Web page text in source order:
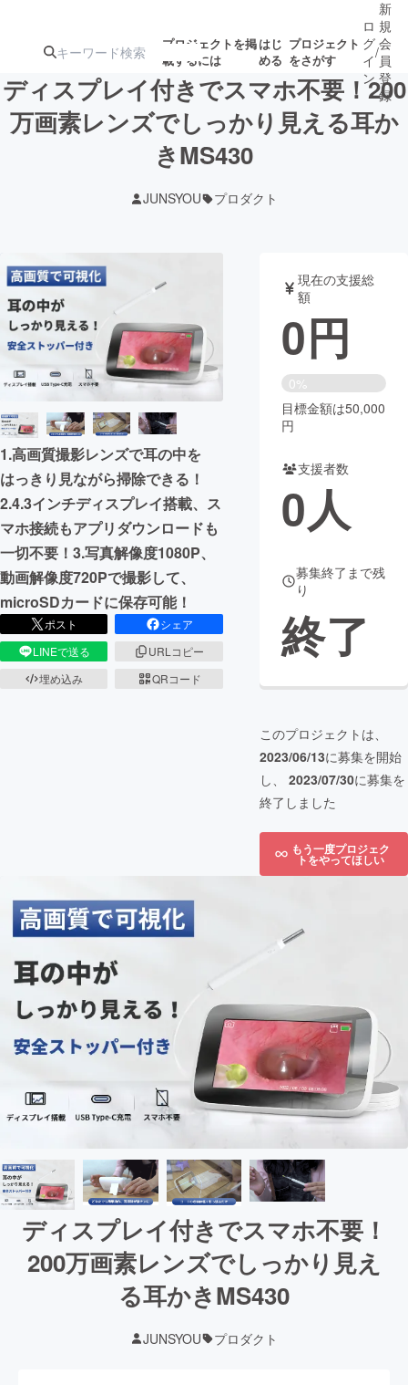
プロジェクトを掲
載するには
はじ
める
プロジェクト
をさがす
注目の新着プロ
ジェクト
募集終了が近いプ
テクノロジー・ガジェット
映像・映画 書籍・雑誌
ビジネス・起業 チャレンジ
まちづくり・地域活性化
CAMPFIRE for Social Good
CAMPFIRE Creation
CAMPFIREふるさと納税machi-ya コミュニティ
ロ
グ
イ
ン
/
新
規
会
員
登
録
ディスプレイ付きでスマホ不要！200
万画素レンズでしっかり見える耳か
きMS430
JUNSYOU プロダクト
1.高画質撮影レンズで耳の中を
はっきり見ながら掃除できる！
2.4.3インチディスプレイ搭載、ス
マホ接続もアプリダウンロードも
一切不要！3.写真解像度1080P、
動画解像度720Pで撮影して、
microSDカードに保存可能！
ポスト
シェア
LINEで送る
URLコピー
埋め込み
QRコード
現在の支援総
額
0円
0%
目標金額は50,000
円
支援者数
0人
募集終了まで残
り
終了
このプロジェクトは、
2023/06/13に募集を開始
し、 2023/07/30に募集を
終了しました
もう一度プロジェク
トをやってほしい
ディスプレイ付きでスマホ不要！
200万画素レンズでしっかり見え
る耳かきMS430
JUNSYOU プロダクト